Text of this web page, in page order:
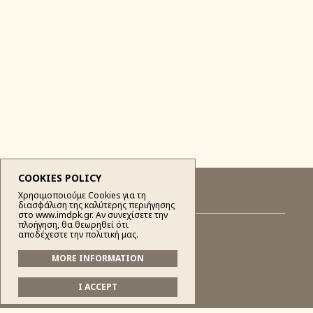
COOKIES POLICY
Χρησιμοποιούμε Cookies για τη
διασφάλιση της καλύτερης περιήγησης
στο www.imdpk.gr. Αν συνεχίσετε την
πλοήγηση, θα θεωρηθεί ότι
αποδέχεστε την πολιτική μας.
MORE INFORMATION
I ACCEPT
Ιερά Μητρόπολις
Τοπική Αγιολογία